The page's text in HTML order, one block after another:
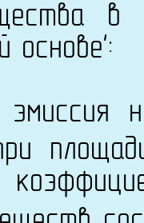
в
основе':